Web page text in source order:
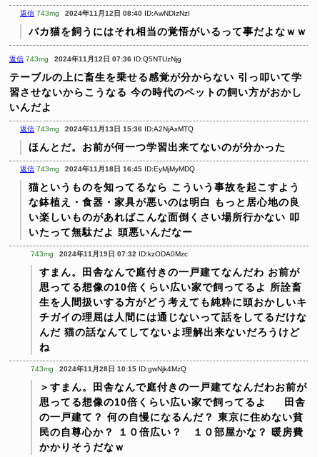
返信 743mg 2024年11月12日 08:40 ID:AwNDIzNzI
バカ猫を飼うにはそれ相当の覚悟がいるって事だよなｗｗ
返信 743mg 2024年11月12日 07:36 ID:Q5NTUzNjg
テーブルの上に畜生を乗せる感覚が分からない 引っ叩いて学
習させないからこうなる 今の時代のペットの飼い方がおかし
いんだよ
返信 743mg 2024年11月13日 15:36 ID:A2NjAxMTQ
ほんとだ。お前が何一つ学習出来てないのが分かった
返信 743mg 2024年11月18日 16:45 ID:EyMjMyMDQ
猫というものを知ってるなら こういう事故を起こすよう
な鉢植え・食器・家具が悪いのは明白
もっと居心地の良
い楽しいものがあればこんな面倒くさい場所行かない 叩
いたって無駄だよ 頭悪いんだなー
743mg 2024年11月19日 07:32 ID:kzODA0Mzc
すまん。田舎なんで庭付きの一戸建てなんだわ お前が
思ってる想像の10倍くらい広い家で飼ってるよ 所詮畜
生を人間扱いする方がどう考えても純粋に頭おかしいキ
チガイの理屈は人間には通じないって話をしてるだけな
んだ 猫の話なんてしてないよ理解出来ないだろうけど
ね
743mg 2024年11月28日 10:15 ID:gwNjk4MzQ
＞すまん。田舎なんで庭付きの一戸建てなんだわお前が
思ってる想像の10倍くらい広い家で飼ってるよ
田舎
の一戸建て？ 何の自慢になるんだ？ 東京に住めない貧
民の自尊心か？
１０倍広い？ １０部屋かな？ 暖房費
かかりそうだなｗ